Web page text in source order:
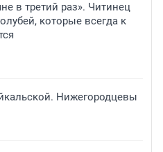
в третий раз». Читинец
которые всегда к
Нижегородцевы